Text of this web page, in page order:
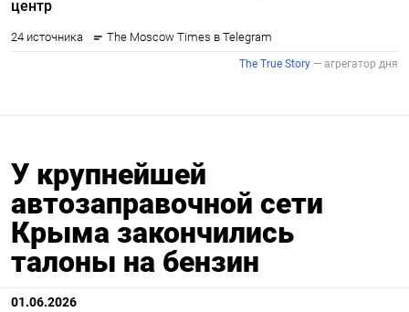
У крупнейшей
автозаправочной сети
Крыма закончились
талоны на бензин
01.06.2026